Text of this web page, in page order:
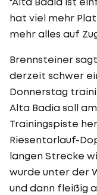
hat viel mehr
mehr alles auf
Brennsteiner
derzeit schwer
Donnerstag
Alta Badia soll
Trainingspiste
Riesentorlauf-
langen Strecke
wurde unter der
und dann fleißig